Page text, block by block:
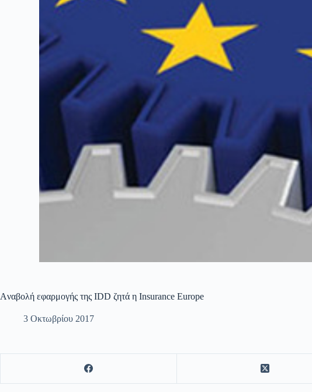
Aναβολή εφαρμογής της IDD ζητά η Insurance Europe
3 Οκτωβρίου 2017